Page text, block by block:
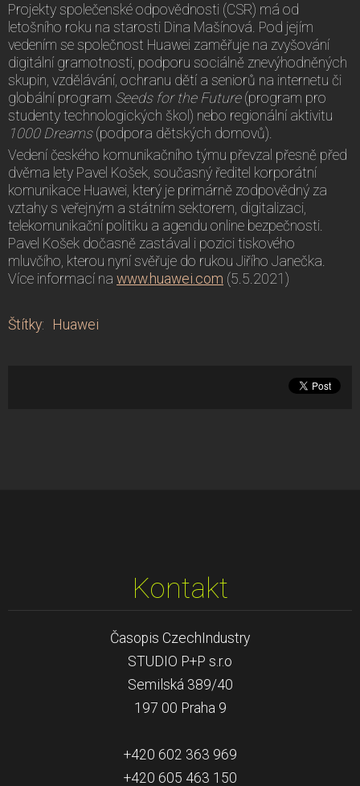
Projekty společenské odpovědnosti (CSR) má od
letošního roku na starosti Dina Mašínová. Pod jejím
vedením se společnost Huawei zaměřuje na zvyšování
digitální gramotnosti, podporu sociálně znevýhodněných
skupin, vzdělávání, ochranu dětí a seniorů na internetu či
globální program Seeds for the Future(program pro
studenty technologických škol) nebo regionální aktivitu
1000 Dreams(podpora dětských domovů).
Vedení českého komunikačního týmu převzal přesně před
dvěma lety Pavel Košek, současný ředitel korporátní
komunikace Huawei, který je primárně zodpovědný za
vztahy s veřejným a státním sektorem, digitalizaci,
telekomunikační politiku a agendu online bezpečnosti.
Pavel Košek dočasně zastával i pozici tiskového
mluvčího, kterou nyní svěřuje do rukou Jiřího Janečka.
Více informací na www.huawei.com (5.5.2021)
Štítky: Huawei
Kontakt
Časopis CzechIndustry
STUDIO P+P s.r.o
Semilská 389/40
197 00 Praha 9
+420 602 363 969
+420 605 463 150